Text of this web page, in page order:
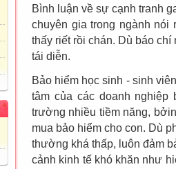
Bình luận về sự cạnh tranh
chuyên gia trong ngành nói
thấy riết rồi chán. Dù báo
tái diễn.
Bảo hiểm học sinh - sinh
tâm của các doanh
trường nhiều tiềm năng,
mua bảo hiểm cho con. Dù
thường khá thấp, luôn đảm
cảnh kinh tế khó khăn như